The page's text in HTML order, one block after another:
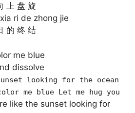
上 盘 旋
ri de zhong jie
的 终 结
me blue
dissolve
looking for the ocean
me blue Let me hug you
re like the sunset looking for